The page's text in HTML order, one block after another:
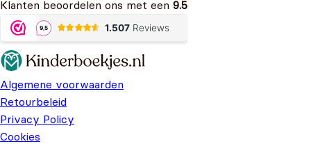
Klanten beoordelen ons met een 9.5
Algemene voorwaarden
Retourbeleid
Privacy Policy
Cookies